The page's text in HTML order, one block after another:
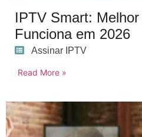
IPTV Smart:
Funciona em 2026
Assinar IPTV
Read More »